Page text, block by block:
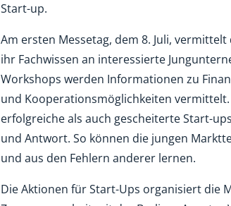
Start-up.
Am ersten Messetag, dem 8. Juli,
ihr Fachwissen an interessierte
Workshops werden Informationen zu
und Kooperationsmöglichkeiten
erfolgreiche als auch gescheiterte Start-
und Antwort. So können die jungen
und aus den Fehlern anderer lernen.
Die Aktionen für Start-Ups organisiert die